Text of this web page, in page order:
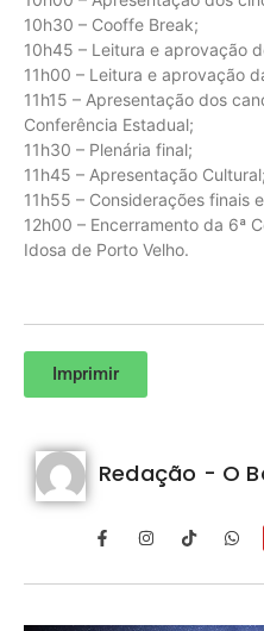
10h30 – Cooffe Break;
10h45 – Leitura e aprovação
11h00 – Leitura e aprovação
11h15 – Apresentação dos
Conferência Estadual;
11h30 – Plenária final;
11h45 – Apresentação Cultural;
11h55 – Considerações finais
12h00 – Encerramento da 6ª
Idosa de Porto Velho.
Imprimir
Redação - O